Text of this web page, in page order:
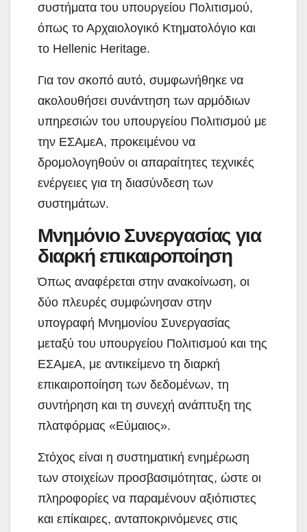
συστήματα του υπουργείου Πολιτισμού,
όπως το Αρχαιολογικό Κτηματολόγιο και
το Hellenic Heritage.
Για τον σκοπό αυτό, συμφωνήθηκε να
ακολουθήσει συνάντηση των αρμόδιων
υπηρεσιών του υπουργείου Πολιτισμού με
την ΕΣΑμεΑ, προκειμένου να
δρομολογηθούν οι απαραίτητες τεχνικές
ενέργειες για τη διασύνδεση των
συστημάτων.
Μνημόνιο Συνεργασίας για
διαρκή επικαιροποίηση
Όπως αναφέρεται στην ανακοίνωση, οι
δύο πλευρές συμφώνησαν στην
υπογραφή Μνημονίου Συνεργασίας
μεταξύ του υπουργείου Πολιτισμού και της
ΕΣΑμεΑ, με αντικείμενο τη διαρκή
επικαιροποίηση των δεδομένων, τη
συντήρηση και τη συνεχή ανάπτυξη της
πλατφόρμας «Εύμαιος».
Στόχος είναι η συστηματική ενημέρωση
των στοιχείων προσβασιμότητας, ώστε οι
πληροφορίες να παραμένουν αξιόπιστες
και επίκαιρες, ανταποκρινόμενες στις